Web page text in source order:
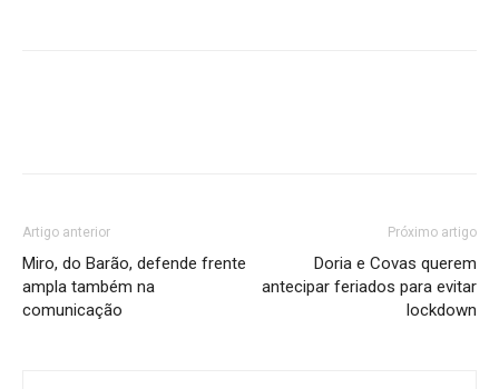
Artigo anterior
Miro, do Barão, defende frente
ampla também na
comunicação
Próximo artigo
Doria e Covas querem
antecipar feriados para evitar
lockdown